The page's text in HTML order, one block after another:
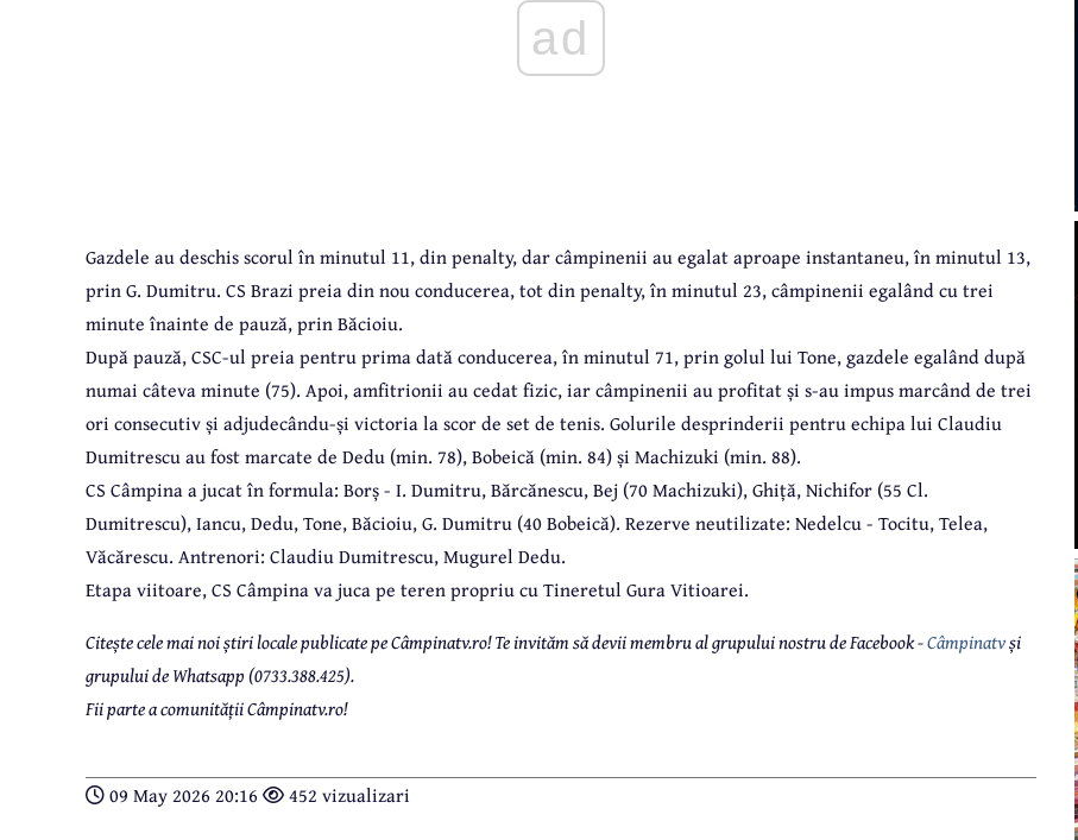
ad
Gazdele au deschis scorul în minutul 11, din penalty, dar câmpinenii au egalat aproape instantaneu, în minutul 13,
prin G. Dumitru. CS Brazi preia din nou conducerea, tot din penalty, în minutul 23, câmpinenii egalând cu trei
minute înainte de pauză, prin Băcioiu.
După pauză, CSC-ul preia pentru prima dată conducerea, în minutul 71, prin golul lui Tone, gazdele egalând după
numai câteva minute (75). Apoi, amfitrionii au cedat fizic, iar câmpinenii au profitat și s-au impus marcând de trei
ori consecutiv și adjudecându-și victoria la scor de set de tenis. Golurile desprinderii pentru echipa lui Claudiu
Dumitrescu au fost marcate de Dedu (min. 78), Bobeică (min. 84) și Machizuki (min. 88).
CS Câmpina a jucat în formula: Borș - I. Dumitru, Bărcănescu, Bej (70 Machizuki), Ghiță, Nichifor (55 Cl.
Dumitrescu), Iancu, Dedu, Tone, Băcioiu, G. Dumitru (40 Bobeică). Rezerve neutilizate: Nedelcu - Tocitu, Telea,
Văcărescu. Antrenori: Claudiu Dumitrescu, Mugurel Dedu.
Etapa viitoare, CS Câmpina va juca pe teren propriu cu Tineretul Gura Vitioarei.
Citește cele mai noi știri locale publicate pe Câmpinatv.ro! Te invităm să devii membru al grupului nostru de Facebook -Câmpinatvși
grupului de Whatsapp (0733.388.425).
Fii parte a comunității Câmpinatv.ro!
09 May 2026 20:16 452 vizualizari